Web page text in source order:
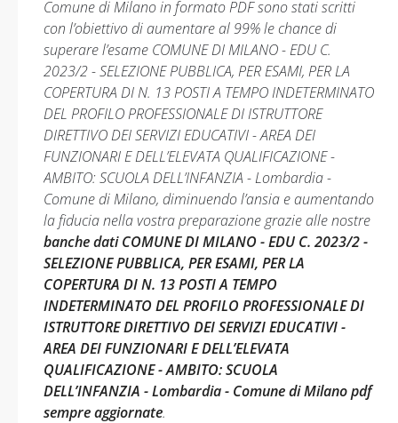
Comune di Milano in formato PDF sono stati scritti
con l’obiettivo di aumentare al 99% le chance di
superare l’esame COMUNE DI MILANO - EDU C.
2023/2 - SELEZIONE PUBBLICA, PER ESAMI, PER LA
COPERTURA DI N. 13 POSTI A TEMPO INDETERMINATO
DEL PROFILO PROFESSIONALE DI ISTRUTTORE
DIRETTIVO DEI SERVIZI EDUCATIVI - AREA DEI
FUNZIONARI E DELL’ELEVATA QUALIFICAZIONE -
AMBITO: SCUOLA DELL’INFANZIA - Lombardia -
Comune di Milano, diminuendo l’ansia e aumentando
la fiducia nella vostra preparazione grazie alle nostre
banche dati COMUNE DI MILANO - EDU C. 2023/2 -
SELEZIONE PUBBLICA, PER ESAMI, PER LA
COPERTURA DI N. 13 POSTI A TEMPO
INDETERMINATO DEL PROFILO PROFESSIONALE DI
ISTRUTTORE DIRETTIVO DEI SERVIZI EDUCATIVI -
AREA DEI FUNZIONARI E DELL’ELEVATA
QUALIFICAZIONE - AMBITO: SCUOLA
DELL’INFANZIA - Lombardia - Comune di Milano pdf
sempre aggiornate.